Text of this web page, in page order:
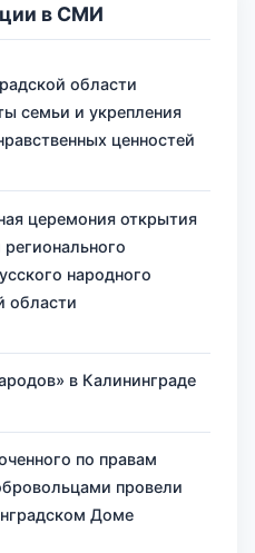
в СМИ
области
семьи и укрепления
ценностей
церемония открытия
народного
области
в Калининграде
по правам
провели
Доме